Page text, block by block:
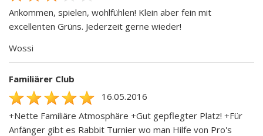
Ankommen, spielen, wohlfühlen! Klein aber fein mit
excellenten Grüns. Jederzeit gerne wieder!
Wossi
Familiärer Club
16.05.2016
+Nette Familiäre Atmosphäre +Gut gepflegter Platz! +Für
Anfänger gibt es Rabbit Turnier wo man Hilfe von Pro's